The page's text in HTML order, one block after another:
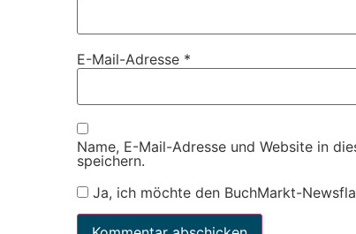
E-Mail-Adresse *
Name, E-Mail-Adresse und Website in
speichern.
Ja, ich möchte den BuchMarkt-